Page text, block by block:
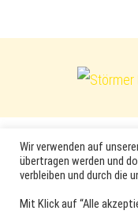
MARKEN,
DER
Wir verwenden auf
übertragen werden und
verbleiben und durch die
Mit Klick auf “Alle